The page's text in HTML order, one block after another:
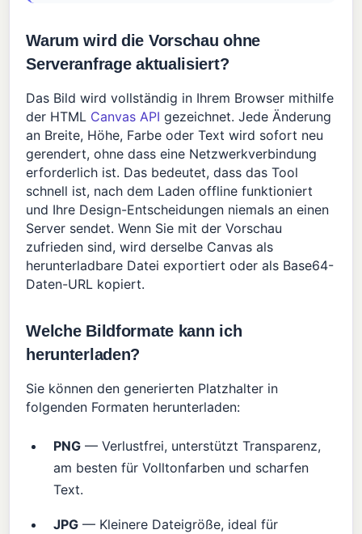
Warum wird die Vorschau ohne
Serveranfrage aktualisiert?
Das Bild wird vollständig in Ihrem Browser mithilfe
der HTML Canvas API gezeichnet. Jede Änderung
an Breite, Höhe, Farbe oder Text wird sofort neu
gerendert, ohne dass eine Netzwerkverbindung
erforderlich ist. Das bedeutet, dass das Tool
schnell ist, nach dem Laden offline funktioniert
und Ihre Design-Entscheidungen niemals an einen
Server sendet. Wenn Sie mit der Vorschau
zufrieden sind, wird derselbe Canvas als
herunterladbare Datei exportiert oder als Base64-
Daten-URL kopiert.
Welche Bildformate kann ich
herunterladen?
Sie können den generierten Platzhalter in
folgenden Formaten herunterladen:
PNG — Verlustfrei, unterstützt Transparenz,
am besten für Volltonfarben und scharfen
Text.
JPG — Kleinere Dateigröße, ideal für